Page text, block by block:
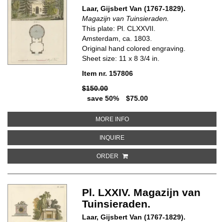
Laar, Gijsbert Van (1767-1829).
Magazijn van Tuinsieraden.
This plate: Pl. CLXXVII.
Amsterdam, ca. 1803.
Original hand colored engraving.
Sheet size: 11 x 8 3/4 in.
Item nr. 157806
$150.00
save 50%
$75.00
MORE INFOABOUT PL. CLXXVII MAGAZIJN
INQUIREABOUT PL. CLXXVII MAGAZIJN
ORDER
Pl. LXXIV. Magazijn van
Tuinsieraden.
Laar, Gijsbert Van (1767-1829).